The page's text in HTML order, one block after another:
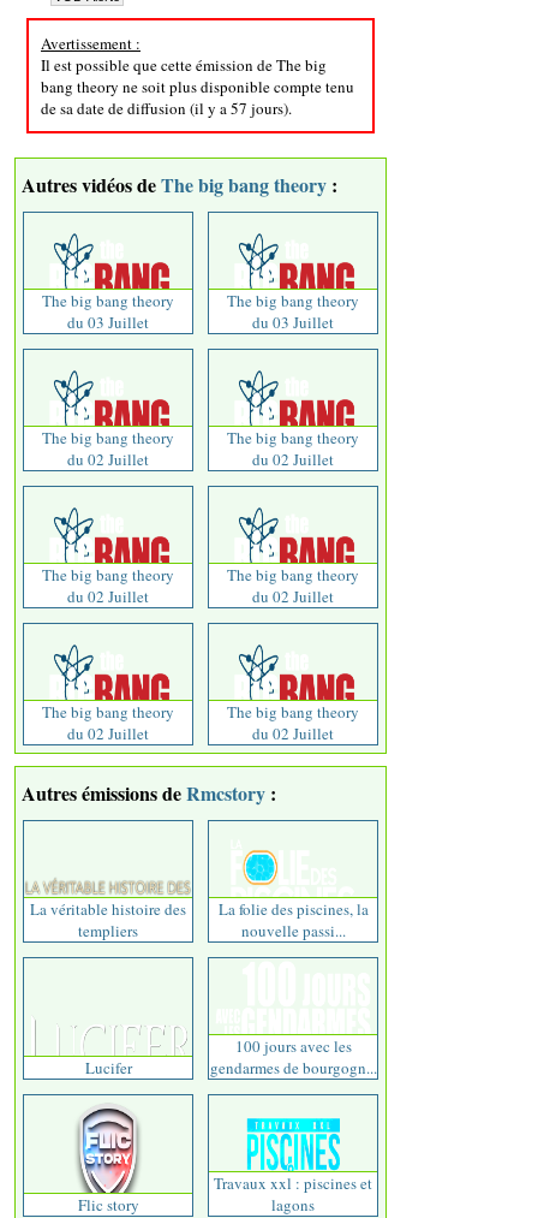
Avertissement :
Il est possible que cette émission de The big
bang theory ne soit plus disponible compte tenu
de sa date de diffusion (il y a 57 jours).
Autres vidéos deThe big bang theory :
The big bang theory
du 03 Juillet
The big bang theory
du 03 Juillet
The big bang theory
du 02 Juillet
The big bang theory
du 02 Juillet
The big bang theory
du 02 Juillet
The big bang theory
du 02 Juillet
The big bang theory
du 02 Juillet
The big bang theory
du 02 Juillet
Autres émissions deRmcstory :
La véritable histoire des
templiers
La folie des piscines, la
nouvelle passi...
Lucifer
100 jours avec les
gendarmes de bourgogn...
Flic story
Travaux xxl : piscines et
lagons